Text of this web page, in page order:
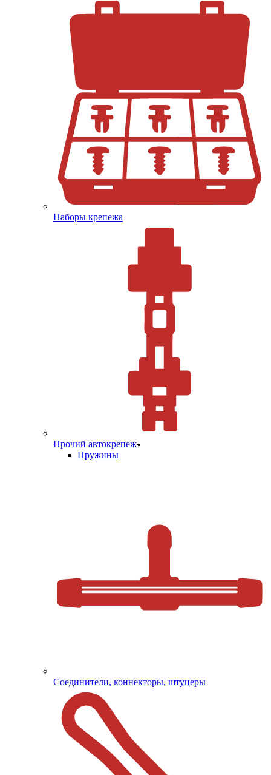
Наборы крепежа
Прочий автокрепеж
Пружины
Соединители, коннекторы, штуцеры